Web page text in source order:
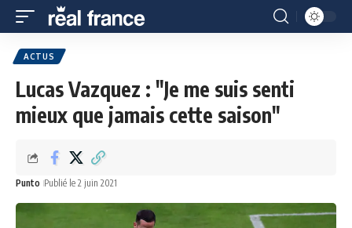
ACTUS
Lucas Vazquez : "Je me suis senti
mieux que jamais cette saison"
Punto Publié le 2 juin 2021